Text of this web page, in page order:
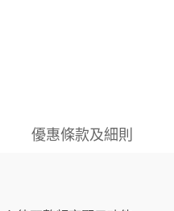
優惠條款及細則